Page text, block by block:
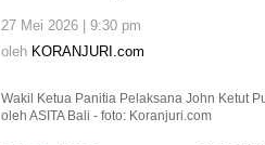
Musim
27 Mei 2026 | 9:30 pm
oleh KORANJURI.com
Wakil Ketua Panitia Pelaksana John Ketut
oleh ASITA Bali - foto: Koranjuri.com